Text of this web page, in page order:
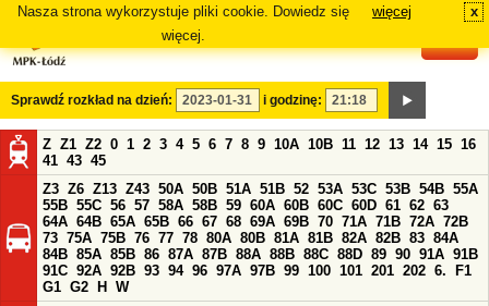
Nasza strona wykorzystuje pliki cookie. Dowiedz się
więcej.
więcej x
Sprawdź rozkład na dzień: i godzinę:
Z Z1 Z2 0 1 2 3 4 5 6 7 8 9 10A 10B 11 12 13 14 15 16
41 43 45
Z3 Z6 Z13 Z43 50A 50B 51A 51B 52 53A 53C 53B 54B 55A
55B 55C 56 57 58A 58B 59 60A 60B 60C 60D 61 62 63
64A 64B 65A 65B 66 67 68 69A 69B 70 71A 71B 72A 72B
73 75A 75B 76 77 78 80A 80B 81A 81B 82A 82B 83 84A
84B 85A 85B 86 87A 87B 88A 88B 88C 88D 89 90 91A 91B
91C 92A 92B 93 94 96 97A 97B 99 100 101 201 202 6.
F1
G1 G2 H
W